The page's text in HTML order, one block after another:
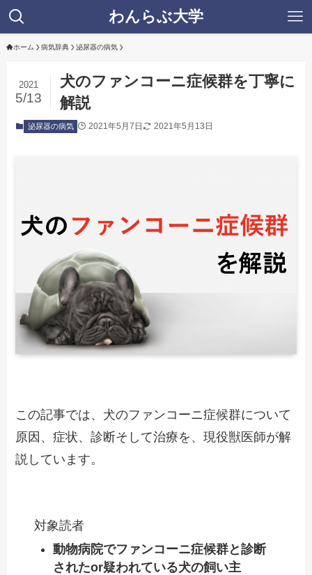
わんらぶ大学
ホーム 病気辞典 泌尿器の病気
犬のファンコーニ症候群を丁寧に
解説
2021
5/13
泌尿器の病気 2021年5月7日 2021年5月13日
この記事では、犬のファンコーニ症候群について
原因、症状、診断そして治療を、現役獣医師が解
説しています。
対象読者
動物病院でファンコーニ症候群と診断
されたor疑われている犬の飼い主